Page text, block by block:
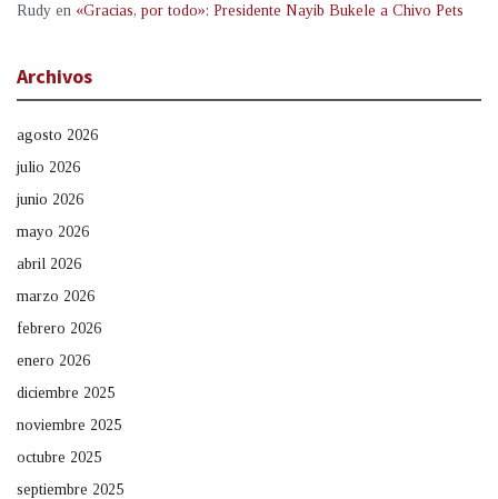
Rudy en «Gracias, por todo»: Presidente Nayib Bukele a Chivo Pets
Archivos
agosto 2026
julio 2026
junio 2026
mayo 2026
abril 2026
marzo 2026
febrero 2026
enero 2026
diciembre 2025
noviembre 2025
octubre 2025
septiembre 2025